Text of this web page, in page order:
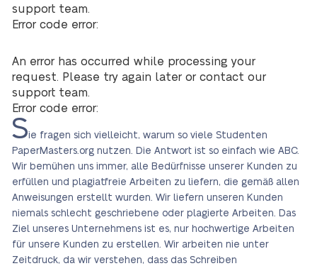
support team.
Error code error:
An error has occurred while processing your
request. Please try again later or contact our
support team.
Error code error:
Sie fragen sich vielleicht, warum so viele Studenten
PaperMasters.org nutzen. Die Antwort ist so einfach wie ABC.
Wir bemühen uns immer, alle Bedürfnisse unserer Kunden zu
erfüllen und plagiatfreie Arbeiten zu liefern, die gemäß allen
Anweisungen erstellt wurden. Wir liefern unseren Kunden
niemals schlecht geschriebene oder plagierte Arbeiten. Das
Ziel unseres Unternehmens ist es, nur hochwertige Arbeiten
für unsere Kunden zu erstellen. Wir arbeiten nie unter
Zeitdruck, da wir verstehen, dass das Schreiben